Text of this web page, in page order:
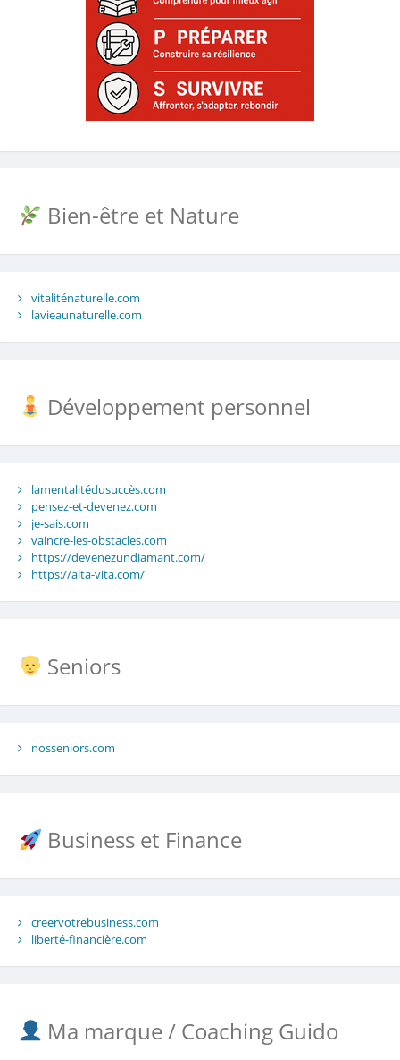
Bien-être et Nature
vitaliténaturelle.com
lavieaunaturelle.com
Développement personnel
lamentalitédusuccès.com
pensez-et-devenez.com
je-sais.com
vaincre-les-obstacles.com
https://devenezundiamant.com/
https://alta-vita.com/
Seniors
nosseniors.com
Business et Finance
creervotrebusiness.com
liberté-financière.com
Ma marque / Coaching Guido